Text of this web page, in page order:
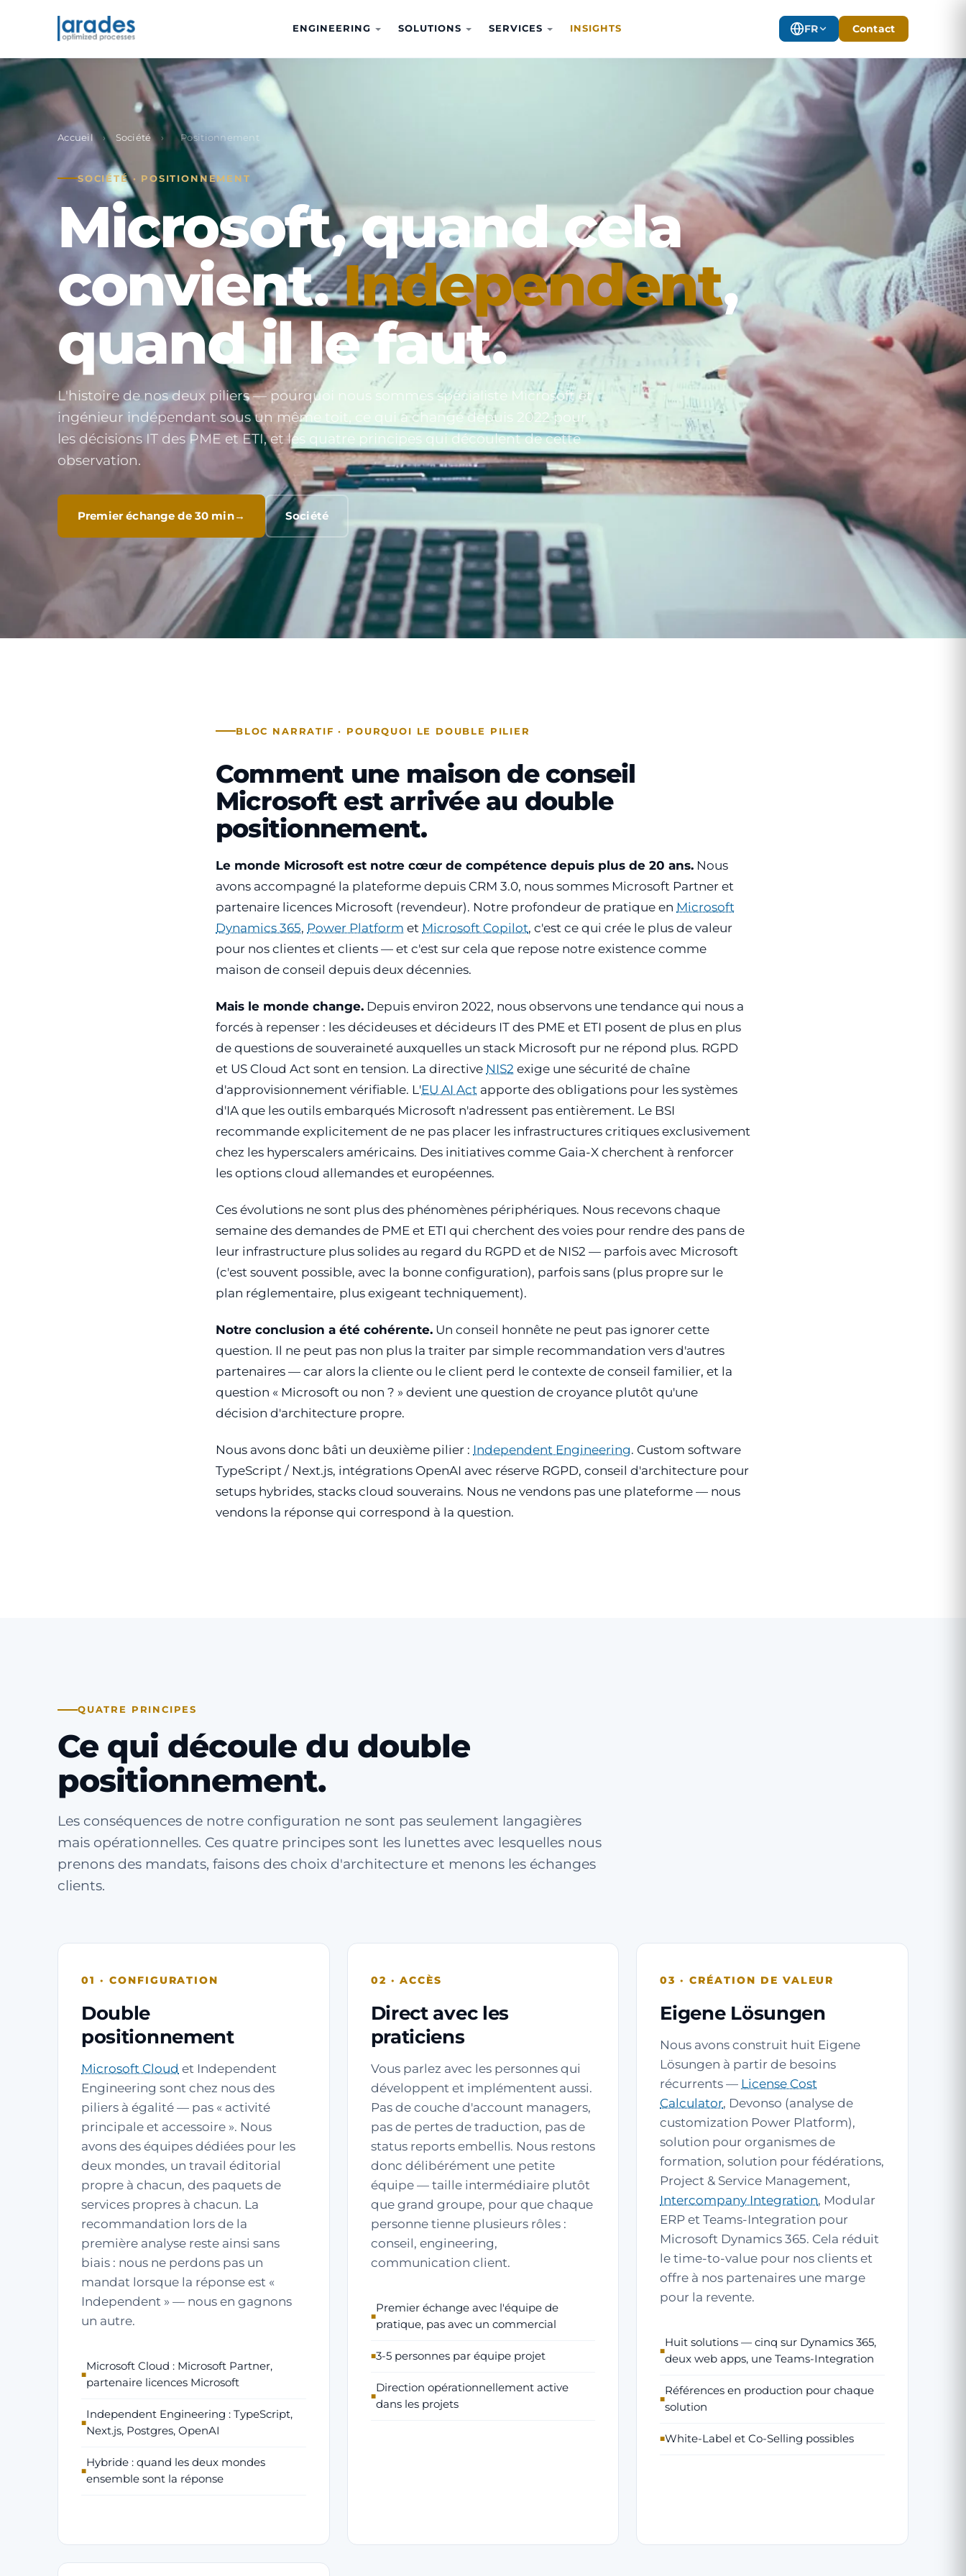
ENGINEERING SOLUTIONS SERVICES INSIGHTS FR Contact
Accueil › Société › Positionnement
SOCIÉTÉ · POSITIONNEMENT
Microsoft, quand cela
convient.Independent,
quand il le faut.
L'histoire de nos deux piliers — pourquoi nous sommes spécialiste Microsoft et
ingénieur indépendant sous un même toit, ce qui a changé depuis 2022 pour
les décisions IT des PME et ETI, et les quatre principes qui découlent de cette
observation.
Premier échange de 30 min Société
BLOC NARRATIF · POURQUOI LE DOUBLE PILIER
Comment une maison de conseil
Microsoft est arrivée au double
positionnement.
Le monde Microsoft est notre cœur de compétence depuis plus de 20 ans. Nous
avons accompagné la plateforme depuis CRM 3.0, nous sommes Microsoft Partner et
partenaire licences Microsoft (revendeur). Notre profondeur de pratique en Microsoft
Dynamics 365, Power Platform et Microsoft Copilot, c'est ce qui crée le plus de valeur
pour nos clientes et clients — et c'est sur cela que repose notre existence comme
maison de conseil depuis deux décennies.
Mais le monde change. Depuis environ 2022, nous observons une tendance qui nous a
forcés à repenser : les décideuses et décideurs IT des PME et ETI posent de plus en plus
de questions de souveraineté auxquelles un stack Microsoft pur ne répond plus. RGPD
et US Cloud Act sont en tension. La directive NIS2 exige une sécurité de chaîne
d'approvisionnement vérifiable. L'EU AI Act apporte des obligations pour les systèmes
d'IA que les outils embarqués Microsoft n'adressent pas entièrement. Le BSI
recommande explicitement de ne pas placer les infrastructures critiques exclusivement
chez les hyperscalers américains. Des initiatives comme Gaia-X cherchent à renforcer
les options cloud allemandes et européennes.
Ces évolutions ne sont plus des phénomènes périphériques. Nous recevons chaque
semaine des demandes de PME et ETI qui cherchent des voies pour rendre des pans de
leur infrastructure plus solides au regard du RGPD et de NIS2 — parfois avec Microsoft
(c'est souvent possible, avec la bonne configuration), parfois sans (plus propre sur le
plan réglementaire, plus exigeant techniquement).
Notre conclusion a été cohérente. Un conseil honnête ne peut pas ignorer cette
question. Il ne peut pas non plus la traiter par simple recommandation vers d'autres
partenaires — car alors la cliente ou le client perd le contexte de conseil familier, et la
question « Microsoft ou non ? » devient une question de croyance plutôt qu'une
décision d'architecture propre.
Nous avons donc bâti un deuxième pilier : Independent Engineering. Custom software
TypeScript / Next.js, intégrations OpenAI avec réserve RGPD, conseil d'architecture pour
setups hybrides, stacks cloud souverains. Nous ne vendons pas une plateforme — nous
vendons la réponse qui correspond à la question.
QUATRE PRINCIPES
Ce qui découle du double
positionnement.
Les conséquences de notre configuration ne sont pas seulement langagières
mais opérationnelles. Ces quatre principes sont les lunettes avec lesquelles nous
prenons des mandats, faisons des choix d'architecture et menons les échanges
clients.
01 · CONFIGURATION
Double
positionnement
Microsoft Cloud et Independent
Engineering sont chez nous des
piliers à égalité — pas « activité
principale et accessoire ». Nous
avons des équipes dédiées pour les
deux mondes, un travail éditorial
propre à chacun, des paquets de
services propres à chacun. La
recommandation lors de la
première analyse reste ainsi sans
biais : nous ne perdons pas un
mandat lorsque la réponse est «
Independent » — nous en gagnons
un autre.
Microsoft Cloud : Microsoft Partner,
partenaire licences Microsoft
Independent Engineering : TypeScript,
Next.js, Postgres, OpenAI
Hybride : quand les deux mondes
ensemble sont la réponse
02 · ACCÈS
Direct avec les
praticiens
Vous parlez avec les personnes qui
développent et implémentent aussi.
Pas de couche d'account managers,
pas de pertes de traduction, pas de
status reports embellis. Nous restons
donc délibérément une petite
équipe — taille intermédiaire plutôt
que grand groupe, pour que chaque
personne tienne plusieurs rôles :
conseil, engineering,
communication client.
Premier échange avec l'équipe de
pratique, pas avec un commercial
3-5 personnes par équipe projet
Direction opérationnellement active
dans les projets
03 · CRÉATION DE VALEUR
Eigene Lösungen
Nous avons construit huit Eigene
Lösungen à partir de besoins
récurrents — License Cost
Calculator, Devonso (analyse de
customization Power Platform),
solution pour organismes de
formation, solution pour fédérations,
Project & Service Management,
Intercompany Integration, Modular
ERP et Teams-Integration pour
Microsoft Dynamics 365. Cela réduit
le time-to-value pour nos clients et
offre à nos partenaires une marge
pour la revente.
Huit solutions — cinq sur Dynamics 365,
deux web apps, une Teams-Integration
Références en production pour chaque
solution
White-Label et Co-Selling possibles